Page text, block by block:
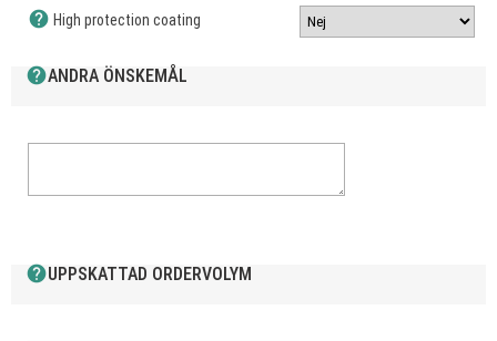
help High protection coating
helpANDRA ÖNSKEMÅL
helpUPPSKATTAD ORDERVOLYM